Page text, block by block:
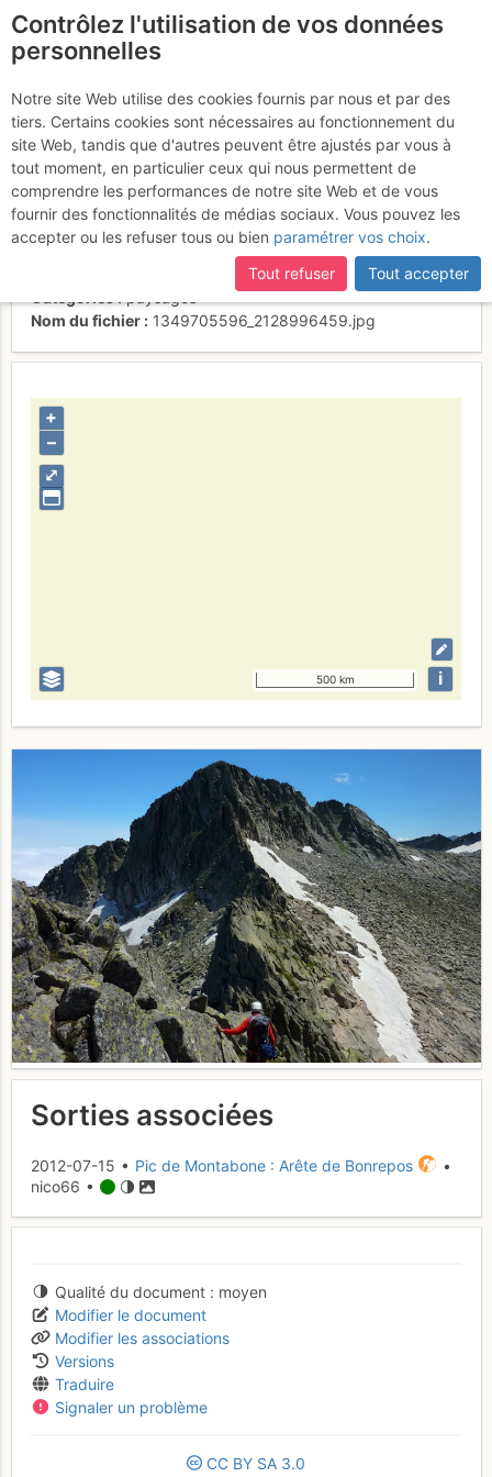
Arête de Bonrepos et
pic de Montabone
Activités
Contributeur
collaboratif (CC by-sa)
Nom du fichier
1349705596_2128996459.jpg
⤢
+
–
500 km i
Sorties associées
2012-07-15 • Pic de Montabone : Arête de Bonrepos
•
nico66 •
Qualité du document
moyen
Modifier le document
Modifier les associations
Versions
Traduire
Signaler un problème
CC BY SA 3.0
Contrôlez l'utilisation de vos données
personnelles
Notre site Web utilise des cookies fournis par nous et par des
tiers. Certains cookies sont nécessaires au fonctionnement du
site Web, tandis que d'autres peuvent être ajustés par vous à
tout moment, en particulier ceux qui nous permettent de
comprendre les performances de notre site Web et de vous
fournir des fonctionnalités de médias sociaux. Vous pouvez les
accepter ou les refuser tous ou bien paramétrer vos choix.
Tout refuser
Tout accepter